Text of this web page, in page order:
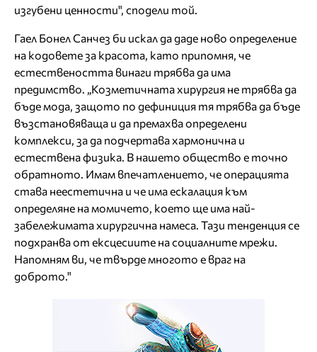
изгубени ценности", сподели той.
Гаел Бонел Санчез би искал да даде ново определение
на кодовете за красота, като припомня, че
естествеността винаги трябва да има
предимство. „Козметичната хирургия не трябва да
бъде мода, защото по дефиниция тя трябва да бъде
възстановяваща и да премахва определени
комплекси, за да подчертава хармонична и
естествена физика. В нашето общество е точно
обратното. Имам впечатлението, че операцията
става неестетична и че има ескалация към
определяне на момичето, което ще има най-
забележимата хирургична намеса. Тази тенденция се
подхранва от ексцесиите на социалните мрежи.
Напомням ви, че твърде многото е враг на
доброто."